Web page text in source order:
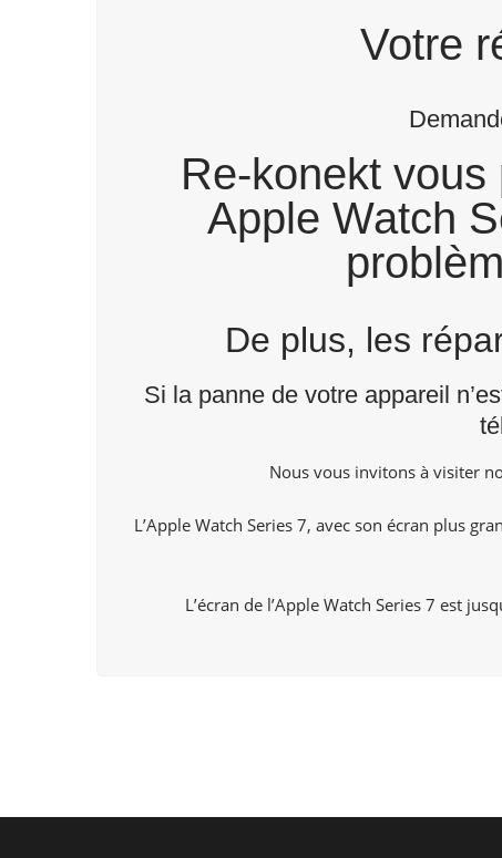
Votre
Re-konekt
Apple Watch
De plus, les
Si la panne de votre appareil
Nous vous invitons à visiter
L’Apple Watch Series 7, avec son écran plus
L’écran de l’Apple Watch Series 7 est